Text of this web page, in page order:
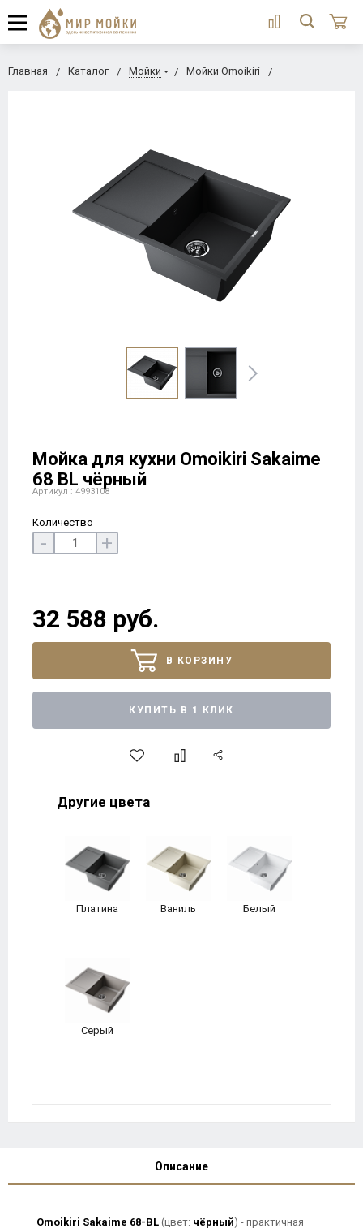
Главная Каталог Мойки Мойки Omoikiri
Мойка для кухни Omoikiri Sakaime
68 BL чёрный
Артикул : 4993108
Количество
- +
32 588 руб.
В КОРЗИНУ
КУПИТЬ В 1 КЛИК
Другие цвета
Платина Ваниль Белый
Серый
Описание
Omoikiri Sakaime 68-BL (цвет: чёрный) - практичная